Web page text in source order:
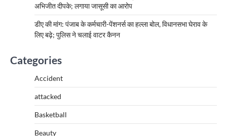
अभिजीत दीपके; लगाया जासूसी का आरोप
डीए की मांग: पंजाब के कर्मचारी-पेंशनर्स का हल्ला बोल, विधानसभा घेराव के
लिए बढ़े; पुलिस ने चलाई वाटर कैनन
Categories
Accident
attacked
Basketball
Beauty